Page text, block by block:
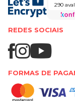
290
REDES SOCIAIS
FORMAS DE